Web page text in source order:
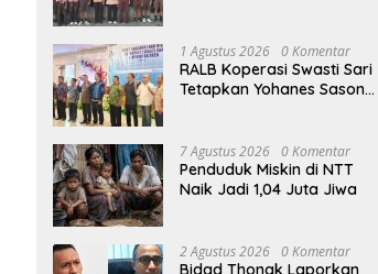
Jakarta
1 Agustus 2026 0 Komentar
RALB Koperasi Swasti Sari
Tetapkan Yohanes Sason
7 Agustus 2026 0 Komentar
Penduduk Miskin di NTT
Naik Jadi 1,04 Juta Jiwa
2 Agustus 2026 0 Komentar
Bidad Thonak Laporkan